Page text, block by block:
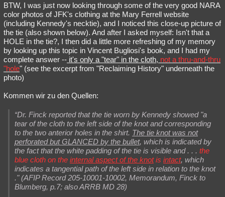
BTW, I was just now looking through some of the very good NARA
color photos of JFK's clothing at the Mary Ferrell website
(including Kennedy's necktie), and I noticed this close-up picture of
the tie (also shown below). And after I asked myself: Isn't that a
HOLE in the tie?, I then did a little more refreshing of my memory
by looking up this topic in Vincent Bugliosi's book, and I had my
complete answer -- it's only a "tear" in the cloth, not a thru-and-thru
"hole" (see the excerpt from "Reclaiming History" underneath the
photo)
Kommen wir zu den Quellen:
“Dr. Finck reported that the tie worn by Kennedy showed "a
tear of the cloth to the left side of the knot and corresponding
to the two anterior holes in the shirt. The tie knot was not
perforated but GLANCED by the bullet, which is indicated by
the fact that the white padding of the tie is visible and . . . the
blue cloth on the internal aspect of the knotis intact, which
indicates a tangential path of the left side in relation to the knot
." (AFIP Record 205-10001-10002, Memorandum, Finck to
Blumberg, p.7; also ARRB MD 28)